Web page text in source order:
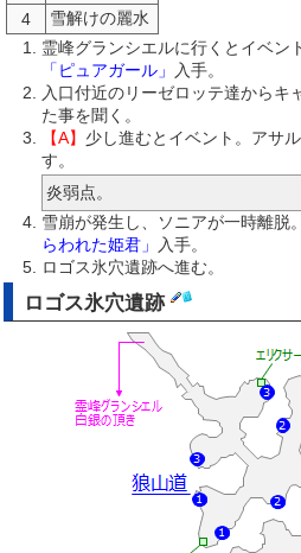
4
雪解けの麗水
霊峰グランシエルに行くとイベン
「ピュアガール」
入手。
入口付近のリーゼロッテ達からキ
た事を聞く。
【A】 少し進むとイベント。アサ
す。
炎弱点。
雪崩が発生し、ソニアが一時離脱。
らわれた姫君」
入手。
ロゴス氷穴遺跡へ進む。
ロゴス氷穴遺跡